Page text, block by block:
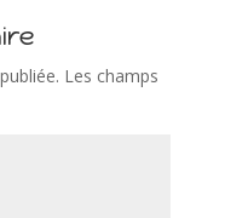
Les champs